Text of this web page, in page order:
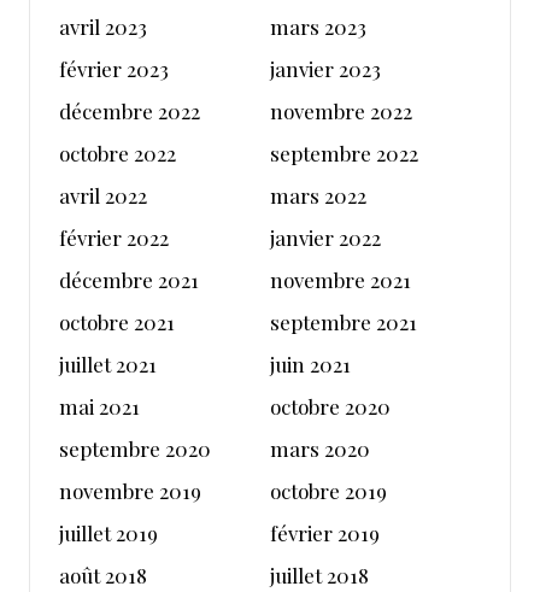
avril 2023
mars 2023
février 2023
janvier 2023
décembre 2022
novembre 2022
octobre 2022
septembre 2022
avril 2022
mars 2022
février 2022
janvier 2022
décembre 2021
novembre 2021
octobre 2021
septembre 2021
juillet 2021
juin 2021
mai 2021
octobre 2020
septembre 2020
mars 2020
novembre 2019
octobre 2019
juillet 2019
février 2019
août 2018
juillet 2018